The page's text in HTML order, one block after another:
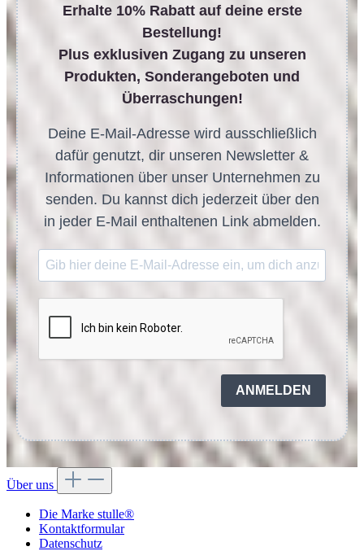
Erhalte 10% Rabatt auf deine erste
Bestellung!
Plus exklusiven Zugang zu unseren
Produkten, Sonderangeboten und
Überraschungen!
Deine E-Mail-Adresse wird ausschließlich
dafür genutzt, dir unseren Newsletter &
Informationen über unser Unternehmen zu
senden. Du kannst dich jederzeit über den
in jeder E-Mail enthaltenen Link abmelden.
ANMELDEN
Über uns
Die Marke stulle®
Kontaktformular
Datenschutz